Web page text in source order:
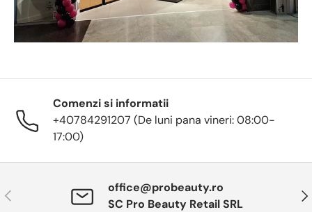
Comenzi si informatii
+40784291207 (De luni pana vineri: 08:00-
17:00)
Anterior
office@probeauty.ro
SC Pro Beauty Retail SRL